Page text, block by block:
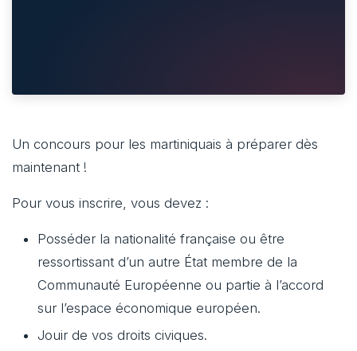
Un concours pour les martiniquais à préparer dès
maintenant !
Pour vous inscrire, vous devez :
Posséder la nationalité française ou être
ressortissant d’un autre État membre de la
Communauté Européenne ou partie à l’accord
sur l’espace économique européen.
Jouir de vos droits civiques.